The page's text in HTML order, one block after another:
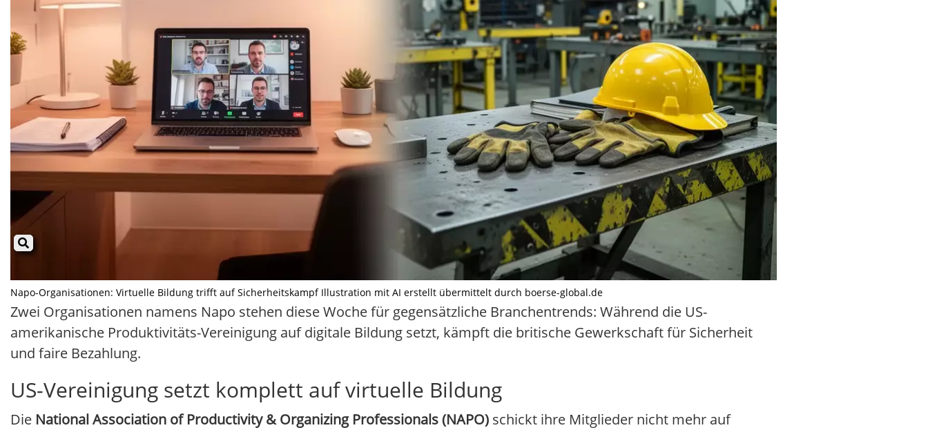
Napo-Organisationen: Virtuelle Bildung trifft auf Sicherheitskampf Illustration mit AI erstellt übermittelt durch boerse-global.de
Zwei Organisationen namens Napo stehen diese Woche für gegensätzliche Branchentrends: Während die US-
amerikanische Produktivitäts-Vereinigung auf digitale Bildung setzt, kämpft die britische Gewerkschaft für Sicherheit
und faire Bezahlung.
US-Vereinigung setzt komplett auf virtuelle Bildung
Die National Association of Productivity & Organizing Professionals (NAPO) schickt ihre Mitglieder nicht mehr auf